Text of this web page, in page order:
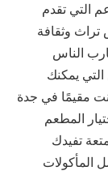
التي تقدم
تراث وثقافة
الناس
يمكنك
مقيمًا في جدة
المطعم
تفيدك
المأكولات